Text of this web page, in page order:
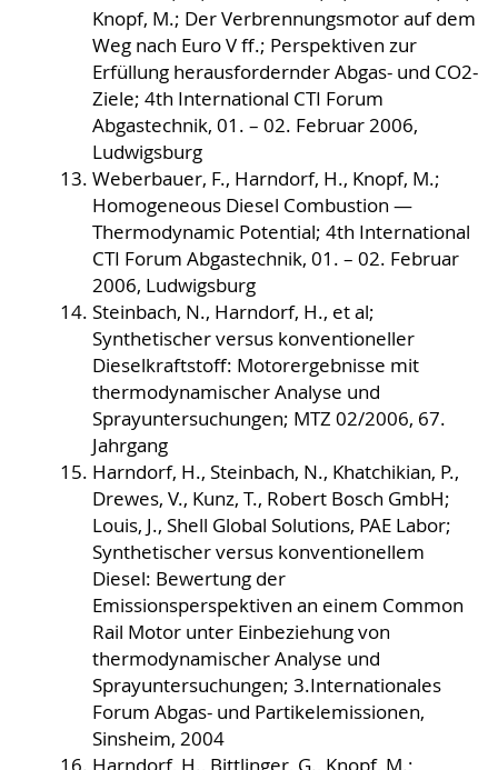
Knopf, M.; Der Verbrennungsmotor auf dem
Weg nach Euro V ff.; Perspektiven zur
Erfüllung herausfordernder Abgas- und CO2-
Ziele; 4th International CTI Forum
Abgastechnik, 01. – 02. Februar 2006,
Ludwigsburg
Weberbauer, F., Harndorf, H., Knopf, M.;
Homogeneous Diesel Combustion —
Thermodynamic Potential; 4th International
CTI Forum Abgastechnik, 01. – 02. Februar
2006, Ludwigsburg
Steinbach, N., Harndorf, H., et al;
Synthetischer versus konventioneller
Dieselkraftstoff: Motorergebnisse mit
thermodynamischer Analyse und
Sprayuntersuchungen; MTZ 02/2006, 67.
Jahrgang
Harndorf, H., Steinbach, N., Khatchikian, P.,
Drewes, V., Kunz, T., Robert Bosch GmbH;
Louis, J., Shell Global Solutions, PAE Labor;
Synthetischer versus konventionellem
Diesel: Bewertung der
Emissionsperspektiven an einem Common
Rail Motor unter Einbeziehung von
thermodynamischer Analyse und
Sprayuntersuchungen; 3.Internationales
Forum Abgas- und Partikelemissionen,
Sinsheim, 2004